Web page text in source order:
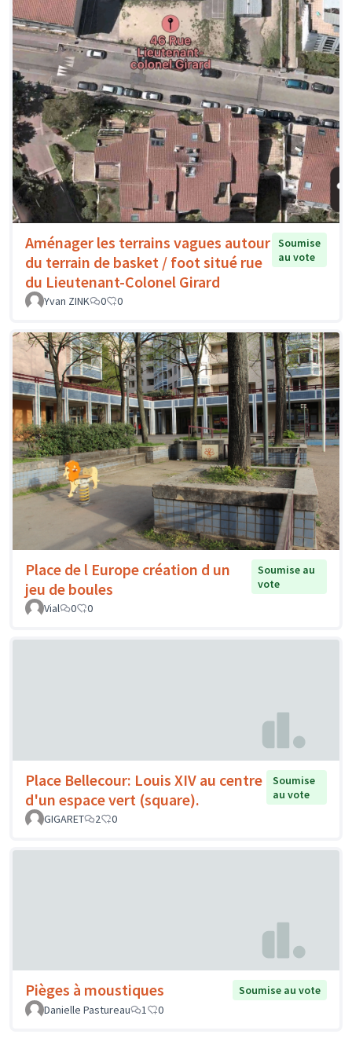
Aménager les terrains vagues autour
du terrain de basket / foot situé rue
du Lieutenant-Colonel Girard
Soumise
au vote
Yvan ZINK 0 0
Place de l Europe création d un
jeu de boules
Soumise au
vote
Vial
0 0
Place Bellecour: Louis XIV au centre
d'un espace vert (square).
Soumise
au vote
GIGARET
2 0
Pièges à moustiques
Soumise au vote
Danielle Pastureau
1 0